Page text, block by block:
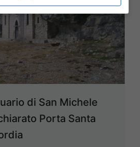
di San Michele
Porta Santa